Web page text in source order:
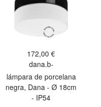
172,00 €
dana.b-
lámpara de porcelana
negra, Dana - Ø 18cm
- IP54